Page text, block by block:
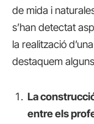
de mida i
s’han detectat
la realització
destaquem
La
entre els